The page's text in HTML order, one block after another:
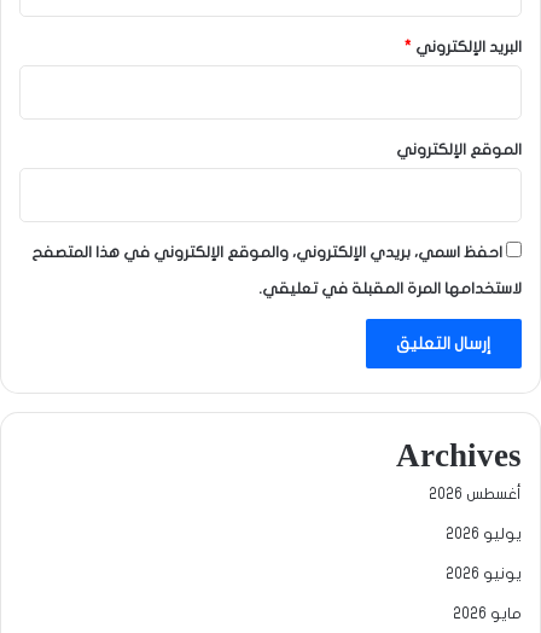
البريد الإلكتروني *
الموقع الإلكتروني
احفظ اسمي، بريدي الإلكتروني، والموقع الإلكتروني في هذا المتصفح
لاستخدامها المرة المقبلة في تعليقي.
Archives
أغسطس 2026
يوليو 2026
يونيو 2026
مايو 2026